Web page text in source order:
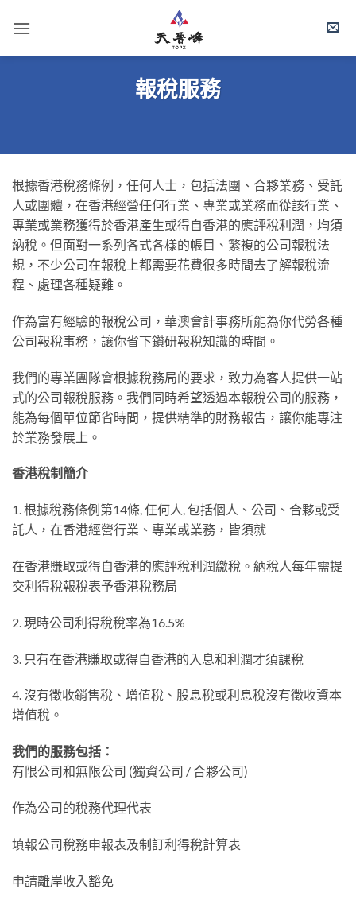
報稅服務
根據香港稅務條例，任何人士，包括法團、合夥業務、受託
人或團體，在香港經營任何行業、專業或業務而從該行業、
專業或業務獲得於香港產生或得自香港的應評稅利潤，均須
納稅。但面對一系列各式各樣的帳目、繁複的公司報稅法
規，不少公司在報稅上都需要花費很多時間去了解報稅流
程、處理各種疑難。
作為富有經驗的報稅公司，華澳會計事務所能為你代勞各種
公司報稅事務，讓你省下鑽研報稅知識的時間。
我們的專業團隊會根據稅務局的要求，致力為客人提供一站
式的公司報稅服務。我們同時希望透過本報稅公司的服務，
能為每個單位節省時間，提供精準的財務報告，讓你能專注
於業務發展上。
香港稅制簡介
1. 根據稅務條例第14條, 任何人, 包括個人、公司、合夥或受
託人，在香港經營行業、專業或業務，皆須就
在香港賺取或得自香港的應評稅利潤繳稅。納稅人每年需提
交利得稅報稅表予香港稅務局
2. 現時公司利得稅稅率為16.5%
3. 只有在香港賺取或得自香港的入息和利潤才須課稅
4. 沒有徵收銷售稅、增值稅、股息稅或利息稅沒有徵收資本
增值稅。
我們的服務包括：
有限公司和無限公司 (獨資公司 / 合夥公司)
作為公司的稅務代理代表
填報公司稅務申報表及制訂利得稅計算表
申請離岸收入豁免